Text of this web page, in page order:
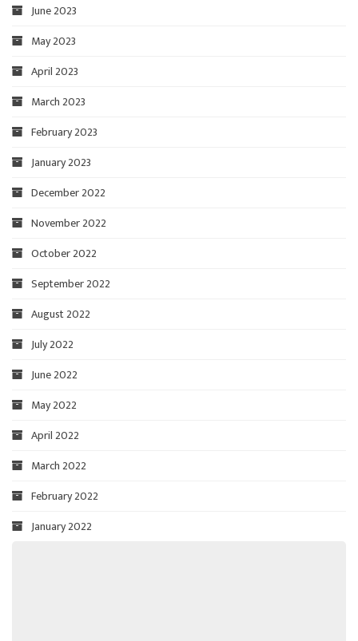
June 2023
May 2023
April 2023
March 2023
February 2023
January 2023
December 2022
November 2022
October 2022
September 2022
August 2022
July 2022
June 2022
May 2022
April 2022
March 2022
February 2022
January 2022